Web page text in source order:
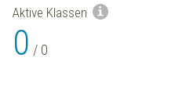
Aktive Klassen
0 / 0